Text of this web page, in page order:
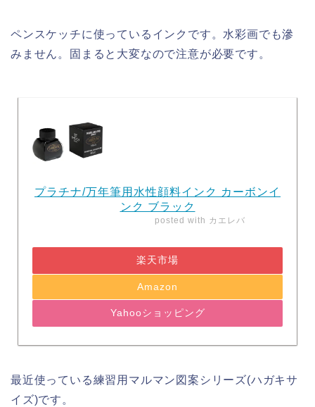
ペンスケッチに使っているインクです。水彩画でも滲
みません。固まると大変なので注意が必要です。
プラチナ/万年筆用水性顔料インク カーボンイ
ンク ブラック
posted with カエレバ
楽天市場
Amazon
Yahooショッピング
最近使っている練習用マルマン図案シリーズ(ハガキサ
イズ)です。